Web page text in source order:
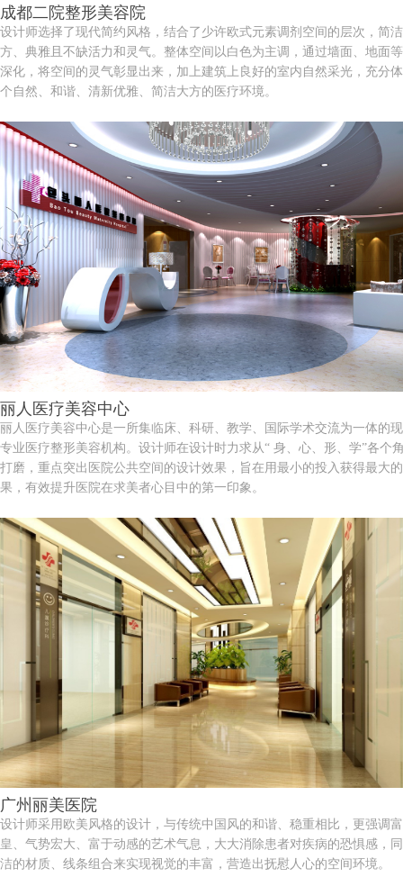
成都二院整形美容院
设计师选择了现代简约风格，结合了少许欧式元素调剂空间的层次，简
方、典雅且不缺活力和灵气。整体空间以白色为主调，通过墙面、地面
深化，将空间的灵气彰显出来，加上建筑上良好的室内自然采光，充分
个自然、和谐、清新优雅、简洁大方的医疗环境。
丽人医疗美容中心
丽人医疗美容中心是一所集临床、科研、教学、国际学术交流为一体的
专业医疗整形美容机构。设计师在设计时力求从“ 身、心、形、学”各个
打磨，重点突出医院公共空间的设计效果，旨在用最小的投入获得最大
果，有效提升医院在求美者心目中的第一印象。
广州丽美医院
设计师采用欧美风格的设计，与传统中国风的和谐、稳重相比，更强调
皇、气势宏大、富于动感的艺术气息，大大消除患者对疾病的恐惧感，
洁的材质、线条组合来实现视觉的丰富，营造出抚慰人心的空间环境。